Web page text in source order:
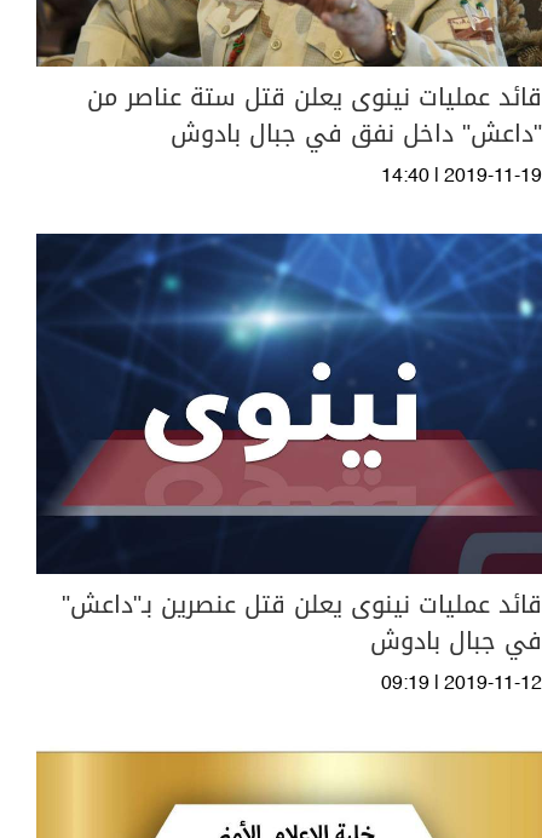
قائد عمليات نينوى يعلن قتل ستة عناصر من
"داعش" داخل نفق في جبال بادوش
14:40 | 2019-11-19
قائد عمليات نينوى يعلن قتل عنصرين بـ"داعش"
في جبال بادوش
09:19 | 2019-11-12